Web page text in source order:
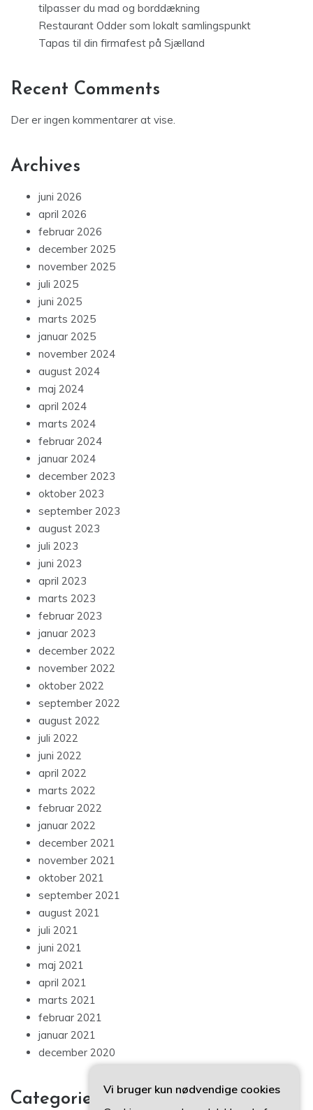
tilpasser du mad og borddækning
Restaurant Odder som lokalt samlingspunkt
Tapas til din firmafest på Sjælland
Recent Comments
Der er ingen kommentarer at vise.
Archives
juni 2026
april 2026
februar 2026
december 2025
november 2025
juli 2025
juni 2025
marts 2025
januar 2025
november 2024
august 2024
maj 2024
april 2024
marts 2024
februar 2024
januar 2024
december 2023
oktober 2023
september 2023
august 2023
juli 2023
juni 2023
april 2023
marts 2023
februar 2023
januar 2023
december 2022
november 2022
oktober 2022
september 2022
august 2022
juli 2022
juni 2022
april 2022
marts 2022
februar 2022
januar 2022
december 2021
november 2021
oktober 2021
september 2021
august 2021
juli 2021
juni 2021
maj 2021
april 2021
marts 2021
februar 2021
januar 2021
december 2020
Categories
Vi bruger kun nødvendige cookies